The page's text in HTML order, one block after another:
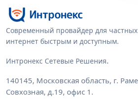
Современный провайдер для
интернет быстрым и доступным.
Интронекс Сетевые Решения.
140145, Московская область, г.
Совхозная, д.19, офис 1 .